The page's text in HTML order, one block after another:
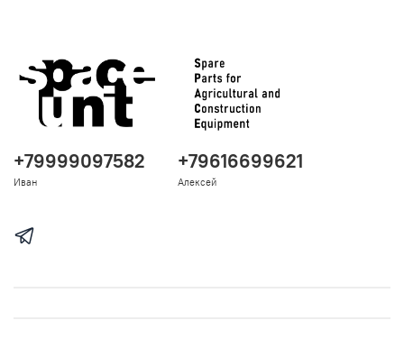
+79999097582
Иван
+79616699621
Алексей